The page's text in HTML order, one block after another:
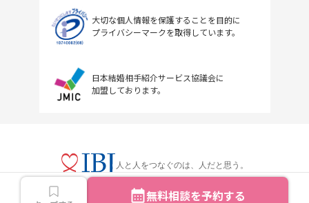
無料相談を予約する
大切な個人情報を保護することを目的に
プライバシーマークを取得しています。
日本結婚相手紹介サービス協議会に
加盟しております。
人と人をつなぐのは、人だと思う。